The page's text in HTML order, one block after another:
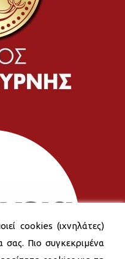
cookies (ιχνηλάτες)
σας. Πιο συγκεκριμένα